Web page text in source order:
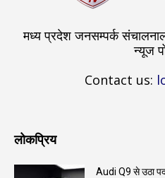
मध्य प्रदेश जनसम्पर्क
न्यूज
Contact us:
लोकप्रिय
Audi Q9 से उठा